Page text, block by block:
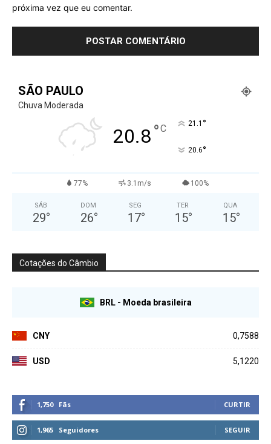
próxima vez que eu comentar.
SÃO PAULO
Chuva Moderada
20.8°C 21.1 °
20.6°
77% 3.1m/s 100%
SÁB
29°
DOM
26°
SEG
17°
TER
15°
QUA
15°
Cotações do Câmbio
BRL - Moeda brasileira
CNY 0,7588
USD 5,1220
1,750 Fãs CURTIR
1,965 Seguidores SEGUIR